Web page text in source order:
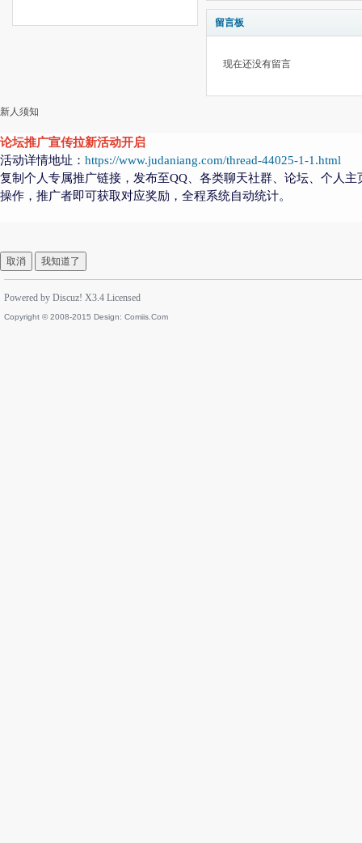
留言板
现在还没有留言
新人须知
论坛推广宣传拉新活动开启
活动详情地址： https://www.judaniang.com/thread-44025-1-1.html
复制个人专属推广链接，发布至QQ、各类聊天社群、论坛、个人
操作，推广者即可获取对应奖励，全程系统自动统计。
取消 我知道了
Powered by Discuz! X3.4 Licensed
Copyright © 2008-2015 Design: Comiis.Com